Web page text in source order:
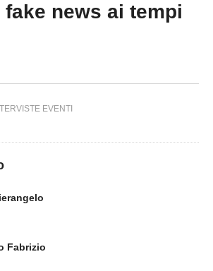
news ai tempi
EVENTI
Fabrizio